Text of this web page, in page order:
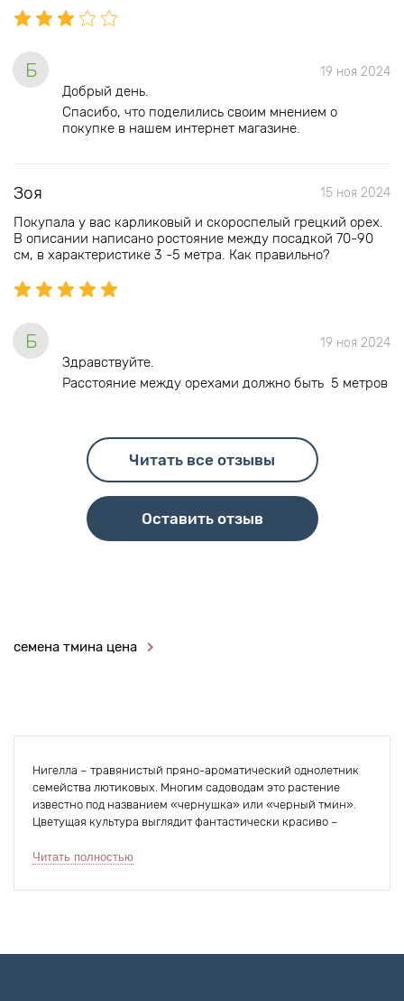
Б 19 ноя 2024
Добрый день.
Спасибо, что поделились своим мнением о
покупке в нашем интернет магазине.
Зоя 15 ноя 2024
Покупала у вас карликовый и скороспелый грецкий орех.
В описании написано ростояние между посадкой 70-90
см, в характеристике 3 -5 метра. Как правильно?
Б 19 ноя 2024
Здравствуйте.
Расстояние между орехами должно быть 5 метров
Читать все отзывы
Оставить отзыв
семена тмина цена
Нигелла – травянистый пряно-ароматический однолетник
семейства лютиковых. Многим садоводам это растение
известно под названием «чернушка» или «черный тмин».
Цветущая культура выглядит фантастически красиво –
кружева листвы. Крупные антрацитово-черные семена
используются в лечебных целях и в кулинарии. Заказать
Читать полностью